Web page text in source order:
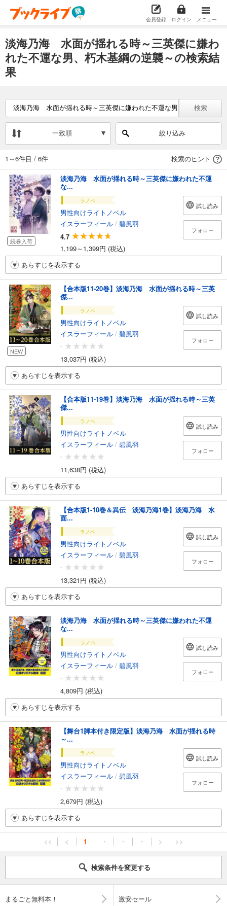
会員登録 ログイン メニュー
淡海乃海 水面が揺れる時～三英傑に嫌わ
れた不運な男、朽木基綱の逆襲～の検索結
果
検索
一致順 絞り込み
1～6件目 / 6件 検索のヒント
続巻入荷
淡海乃海 水面が揺れる時～三英傑に嫌われた不運
な...
ラノベ
男性向けライトノベル
イスラーフィール / 碧風羽
4.7
1,199～1,399円 (税込)
試し読み
フォロー
あらすじを表示する
NEW
【合本版11-20巻】淡海乃海 水面が揺れる時～三英
傑...
ラノベ
男性向けライトノベル
イスラーフィール / 碧風羽
-
13,037円 (税込)
試し読み
フォロー
あらすじを表示する
【合本版11-19巻】淡海乃海 水面が揺れる時～三英
傑...
ラノベ
男性向けライトノベル
イスラーフィール / 碧風羽
-
11,638円 (税込)
試し読み
フォロー
あらすじを表示する
【合本版1-10巻＆異伝 淡海乃海1巻】淡海乃海 水
面...
ラノベ
男性向けライトノベル
イスラーフィール / 碧風羽
-
13,321円 (税込)
試し読み
フォロー
あらすじを表示する
淡海乃海 水面が揺れる時～三英傑に嫌われた不運
な...
ラノベ
男性向けライトノベル
イスラーフィール / 碧風羽
-
4,809円 (税込)
試し読み
フォロー
あらすじを表示する
【舞台1脚本付き限定版】淡海乃海 水面が揺れる時
～...
ラノベ
男性向けライトノベル
イスラーフィール / 碧風羽
-
2,679円 (税込)
試し読み
フォロー
あらすじを表示する
<< < 1 ・ ・ ・ > >>
検索条件を変更する
まるごと無料本！ 激安セール